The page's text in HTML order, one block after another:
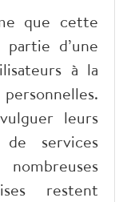
que cette
d’une
à la
leurs
services
restent